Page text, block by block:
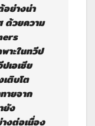
อย่างน่า
ด้วยความ
าะในทวีป
เอเชีย
ติบโต
ายจาก
ยัง
งต่อเนื่อง